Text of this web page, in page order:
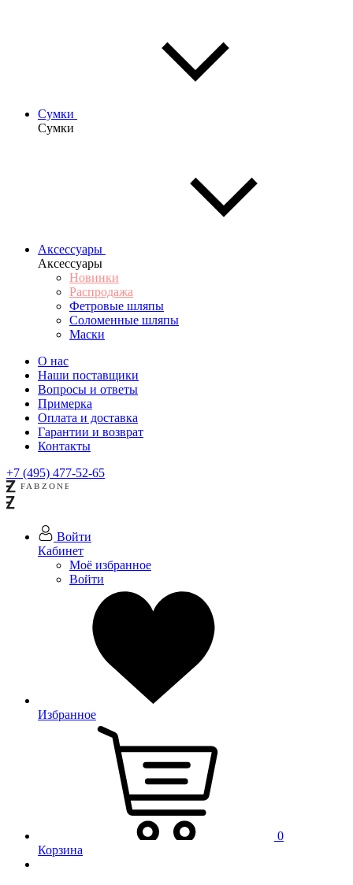
Сумки
Сумки
Аксессуары
Аксессуары
Новинки
Распродажа
Фетровые шляпы
Соломенные шляпы
Маски
О нас
Наши поставщики
Вопросы и ответы
Примерка
Оплата и доставка
Гарантии и возврат
Контакты
+7 (495) 477-52-65
Войти
Кабинет
Моё избранное
Войти
Избранное
0
Корзина